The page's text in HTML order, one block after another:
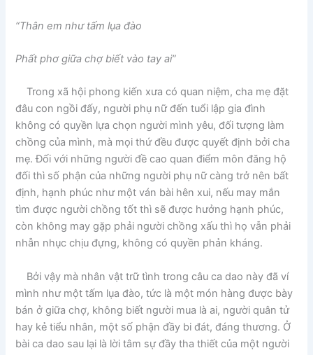
“Thân em như tấm lụa đào
Phất phơ giữa chợ biết vào tay ai”
Trong xã hội phong kiến xưa có quan niệm, cha mẹ đặt
đâu con ngồi đấy, người phụ nữ đến tuổi lập gia đình
không có quyền lựa chọn người mình yêu, đối tượng làm
chồng của mình, mà mọi thứ đều được quyết định bởi cha
mẹ. Đối với những người đề cao quan điểm môn đăng hộ
đối thì số phận của những người phụ nữ càng trở nên bất
định, hạnh phúc như một ván bài hên xui, nếu may mắn
tìm được người chồng tốt thì sẽ được hưởng hạnh phúc,
còn không may gặp phải người chồng xấu thì họ vẫn phải
nhẫn nhục chịu đựng, không có quyền phản kháng.
Bởi vậy mà nhân vật trữ tình trong câu ca dao này đã ví
mình như một tấm lụa đào, tức là một món hàng được bày
bán ở giữa chợ, không biết người mua là ai, người quân tử
hay kẻ tiểu nhân, một số phận đầy bi đát, đáng thương. Ở
bài ca dao sau lại là lời tâm sự đầy tha thiết của một người